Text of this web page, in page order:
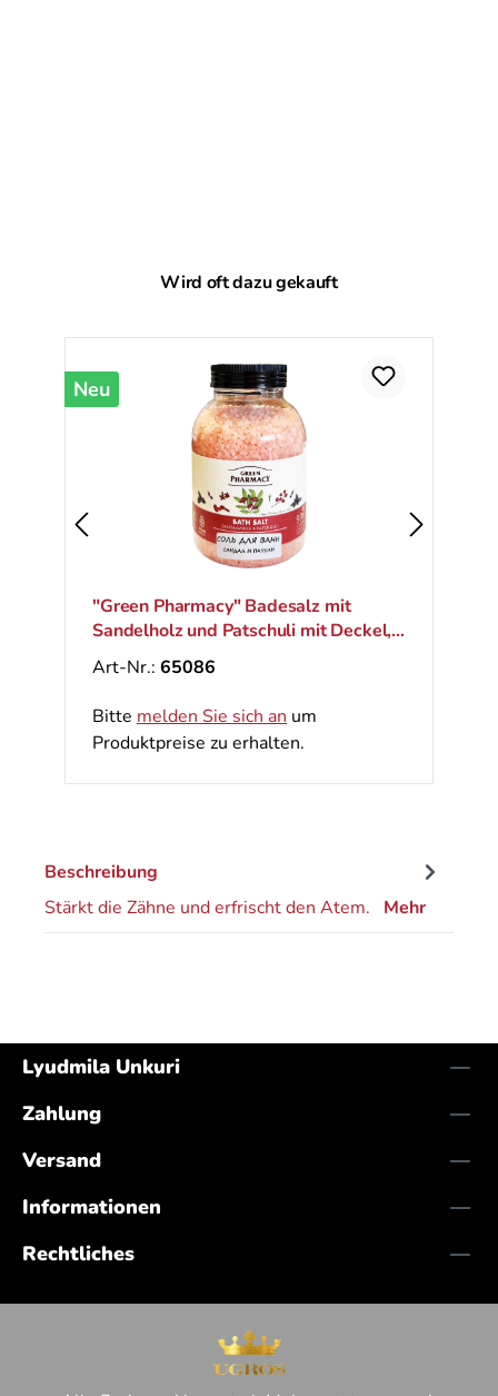
Produktgalerie überspringen
Wird oft dazu gekauft
Neu
"Green Pharmacy" Badesalz mit
Sandelholz und Patschuli mit Deckel,
1000 g
Art-Nr.: 65086
Bitte melden Sie sich an um
Produktpreise zu erhalten.
Beschreibung
Stärkt die Zähne und erfrischt den Atem. Mehr
Lyudmila Unkuri
Zahlung
Versand
Informationen
Rechtliches